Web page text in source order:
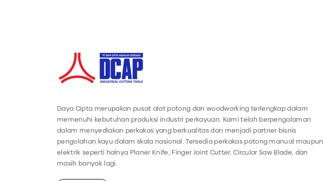
Daya Cipta merupakan pusat alat potong dan woodworking terlengkap dalam
memenuhi kebutuhan produksi industri perkayuan. Kami telah berpengalaman
dalam menyediakan perkakas yang berkualitas dan menjadi partner bisnis
pengolahan kayu dalam skala nasional. Tersedia perkakas potong manual maupun
elektrik seperti halnya Planer Knife, Finger Joint Cutter, Circular Saw Blade, dan
masih banyak lagi.